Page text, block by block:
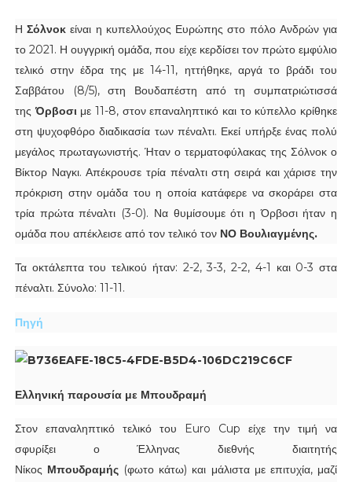
ΗΣόλνοκ είναι η κυπελλούχος Ευρώπης στο πόλο Ανδρών για
το 2021. Η ουγγρική ομάδα, που είχε κερδίσει τον πρώτο εμφύλιο
τελικό στην έδρα της με 14-11, ηττήθηκε, αργά το βράδι του
Σαββάτου (8/5), στη Βουδαπέστη από τη συμπατριώτισσά
τηςΌρβοσιμε 11-8, στον επαναληπτικό και το κύπελλο κρίθηκε
στη ψυχοφθόρο διαδικασία των πέναλτι. Εκεί υπήρξε ένας πολύ
μεγάλος πρωταγωνιστής. Ήταν ο τερματοφύλακας της Σόλνοκ ο
Βίκτορ Ναγκι. Απέκρουσε τρία πέναλτι στη σειρά και χάρισε την
πρόκριση στην ομάδα του η οποία κατάφερε να σκοράρει στα
τρία πρώτα πέναλτι (3-0). Να θυμίσουμε ότι η Όρβοσι ήταν η
ομάδα που απέκλεισε από τον τελικό τον ΝΟ Βουλιαγμένης.
Τα οκτάλεπτα του τελικού ήταν: 2-2, 3-3, 2-2, 4-1 και 0-3 στα
πέναλτι. Σύνολο: 11-11.
Πηγή
Ελληνική παρουσία με Μπουδραμή
Στον επαναληπτικό τελικό του Euro Cup είχε την τιμή να
σφυρίξει ο Έλληνας διεθνής διαιτητής
Νίκος Μπουδραμής (φωτο κάτω) και μάλιστα με επιτυχία, μαζί